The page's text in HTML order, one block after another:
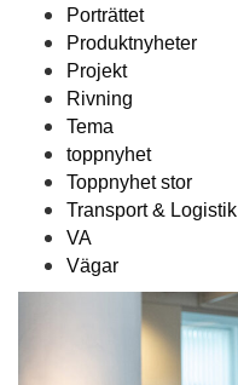
Porträttet
Produktnyheter
Projekt
Rivning
Tema
toppnyhet
Toppnyhet stor
Transport & Logistik
VA
Vägar